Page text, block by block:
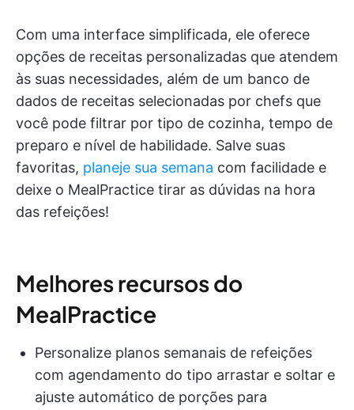
Com uma interface simplificada, ele oferece
opções de receitas personalizadas que atendem
às suas necessidades, além de um banco de
dados de receitas selecionadas por chefs que
você pode filtrar por tipo de cozinha, tempo de
preparo e nível de habilidade. Salve suas
favoritas, planeje sua semana com facilidade e
deixe o MealPractice tirar as dúvidas na hora
das refeições!
Melhores recursos do
MealPractice
Personalize planos semanais de refeições
com agendamento do tipo arrastar e soltar e
ajuste automático de porções para